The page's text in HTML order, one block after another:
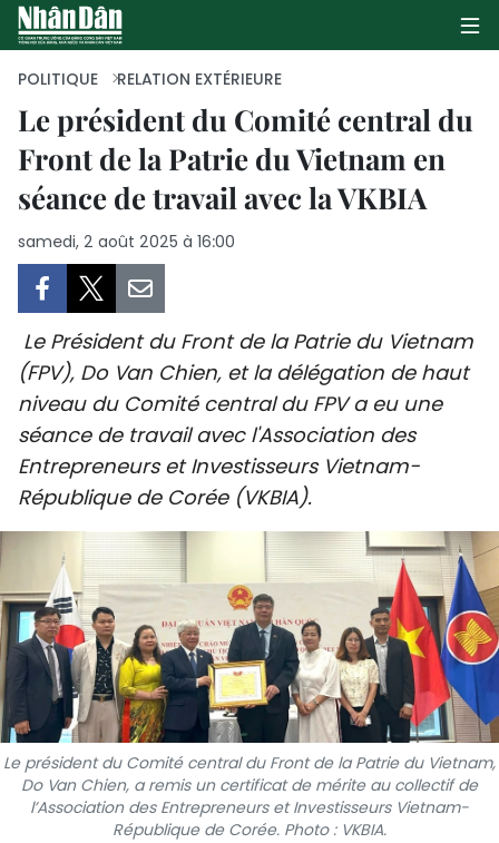
PAGE D'ACCUEIL
POLITIQUE
CULTURE
TOURISME
ENVIRONNEMENT
SPORT
FRANCOPHONIE
PAYS NATAL
INTERNATIONAL
MÉGASTORIE
INFOGRAPHIE
POLITIQUE RELATION EXTÉRIEURE
Le président du Comité central du
Front de la Patrie du Vietnam en
séance de travail avec la VKBIA
samedi, 2 août 2025 à 16:00
Le Président du Front de la Patrie du Vietnam
(FPV), Do Van Chien, et la délégation de haut
niveau du Comité central du FPV a eu une
séance de travail avec l'Association des
Entrepreneurs et Investisseurs Vietnam-
République de Corée (VKBIA).
Le président du Comité central du Front de la Patrie du Vietnam,
Do Van Chien, a remis un certificat de mérite au collectif de
l’Association des Entrepreneurs et Investisseurs Vietnam-
République de Corée. Photo : VKBIA.